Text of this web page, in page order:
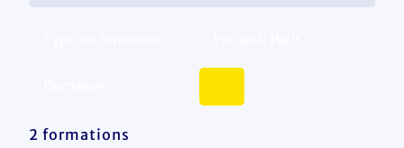
2 formations